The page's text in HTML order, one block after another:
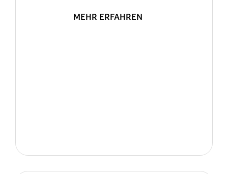
MEHR ERFAHREN